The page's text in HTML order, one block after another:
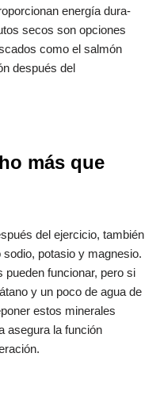
energía dura-
secos son opciones
como el salmón
después del
más que
del ejercicio, también
potasio y magnesio.
funcionar, pero si
y un poco de agua de
estos minerales
asegura la función